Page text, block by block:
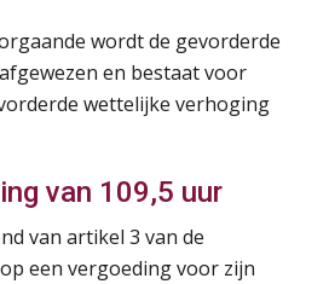
wordt de gevorderde
en bestaat voor
wettelijke verhoging
van 109,5 uur
van artikel 3 van de
een vergoeding voor zijn